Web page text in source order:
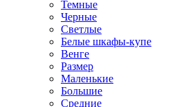
Темные
Черные
Светлые
Белые шкафы-купе
Венге
Размер
Маленькие
Большие
Средние